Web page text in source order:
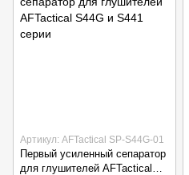
Артикул: AFTactical SP-S44G-01
Первый усиленный сепаратор
для глушителей AFTactical